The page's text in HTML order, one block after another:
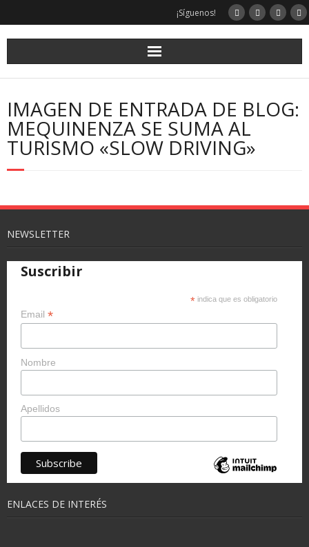
¡Síguenos!
IMAGEN DE ENTRADA DE BLOG:
MEQUINENZA SE SUMA AL
TURISMO «SLOW DRIVING»
NEWSLETTER
Suscribir
* indica que es obligatorio
Email *
Nombre
Apellidos
ENLACES DE INTERÉS